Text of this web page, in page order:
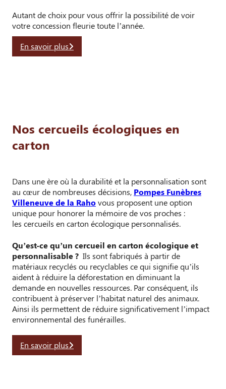
Autant de choix pour vous offrir la possibilité de voir
votre concession fleurie toute l’année.
En savoir plus
Nos cercueils écologiques en
carton
Dans une ère où la durabilité et la personnalisation sont
au cœur de nombreuses décisions, Pompes Funèbres
Villeneuve de la Rahovous proposent une option
unique pour honorer la mémoire de vos proches :
les cercueils en carton écologique personnalisés.
Qu’est-ce qu’un cercueil en carton écologique et
personnalisable ? Ils sont fabriqués à partir de
matériaux recyclés ou recyclables ce qui signifie qu’ils
aident à réduire la déforestation en diminuant la
demande en nouvelles ressources. Par conséquent, ils
contribuent à préserver l’habitat naturel des animaux.
Ainsi ils permettent de réduire significativement l’impact
environnemental des funérailles.
En savoir plus